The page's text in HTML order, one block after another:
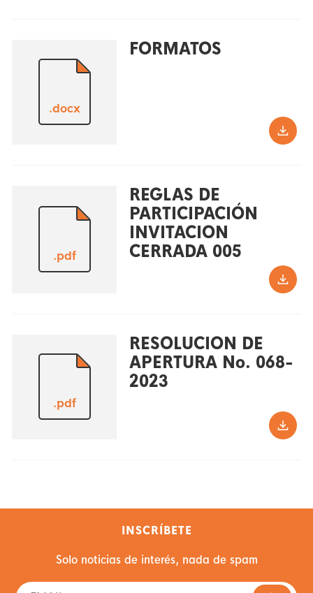
.docx
FORMATOS
.pdf
REGLAS DE
PARTICIPACIÓN
INVITACION
CERRADA 005
.pdf
RESOLUCION DE
APERTURA No. 068-
2023
INSCRÍBETE
Solo noticias de interés, nada de spam